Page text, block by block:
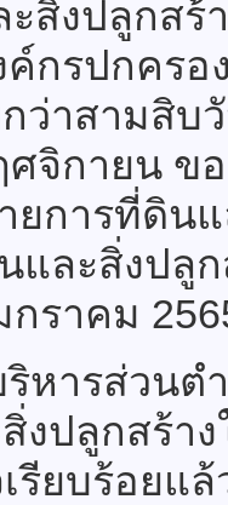
สิ่งปลูกสร้
ค์กรปกคร
ว่าสามสิบ
จิกายน ข
การที่ดิน
ะสิ่งปลูก
ราคม
รส่วนตำบ
ปลูกสร้า
เรียบร้อย